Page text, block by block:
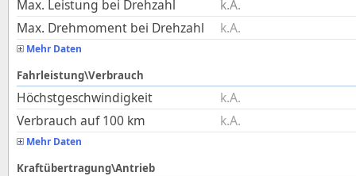
Max. Leistung bei Drehzahl
k.A.
Max. Drehmoment bei Drehzahl
k.A.
Mehr Daten
Fahrleistung\Verbrauch
Höchstgeschwindigkeit
k.A.
Verbrauch auf 100 km
k.A.
Mehr Daten
Kraftübertragung\Antrieb